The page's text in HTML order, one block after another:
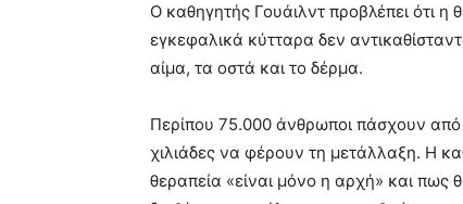
Ο καθηγητής Γουάιλντ προβλέπει ότι η
εγκεφαλικά κύτταρα δεν
αίμα, τα οστά και το δέρμα.
Περίπου 75.000 άνθρωποι πάσχουν
χιλιάδες να φέρουν τη μετάλλαξη. Η
θεραπεία «είναι μόνο η αρχή» και πως